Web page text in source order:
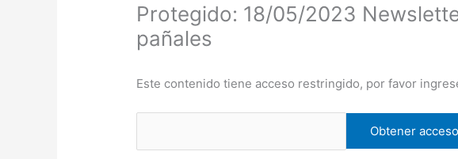
Protegido: 18/05/2023
pañales
Este contenido tiene acceso restringido, por favor